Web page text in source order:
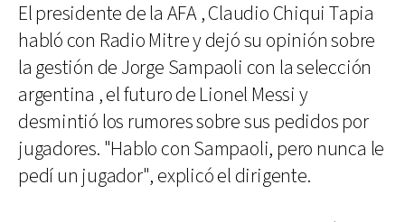
El presidente de la AFA , Claudio Chiqui Tapia
habló con Radio Mitre y dejó su opinión sobre
la gestión de Jorge Sampaoli con la selección
argentina , el futuro de Lionel Messi y
desmintió los rumores sobre sus pedidos por
jugadores. "Hablo con Sampaoli, pero nunca le
pedí un jugador", explicó el dirigente.